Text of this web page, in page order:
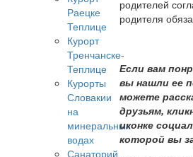
Раецке
Теплице
Курорт
Тренчанске-
Теплице
Курорты
Словакии
на
минеральных
водах
Санаторий
родителей
родителя
Если вам
вы нашли ее
можете
друзьям,
иконке
которой вы